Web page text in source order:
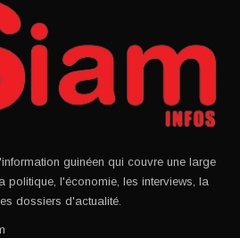
guinéen qui couvre une large
politique, l'économie, les interviews, la
dossiers d'actualité.